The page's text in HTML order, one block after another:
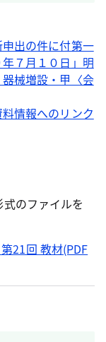
出の件に付第一
７月１０日」明
械増設・甲〈会
料情報へのリンク
のファイルを
21回 教材(PDF